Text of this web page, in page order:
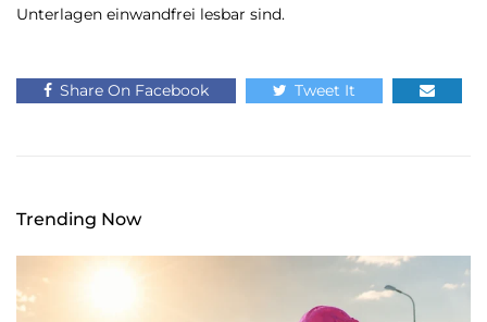
Unterlagen einwandfrei lesbar sind.
Share On Facebook Tweet It
Trending Now